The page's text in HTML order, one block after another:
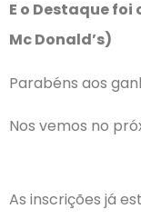
E o Destaque foi
Mc Donald’s)
Parabéns aos
Nos vemos no
As inscrições já